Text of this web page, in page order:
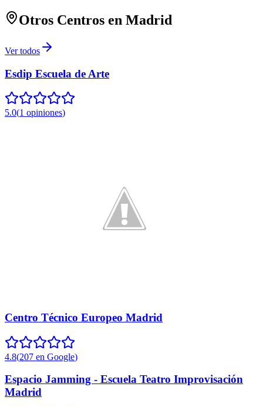
Otros Centros en Madrid
Ver todos
Esdip Escuela de Arte
5.0(1 opiniones)
Centro Técnico Europeo Madrid
4.8(207 en Google)
Espacio Jamming - Escuela Teatro Improvisación
Madrid